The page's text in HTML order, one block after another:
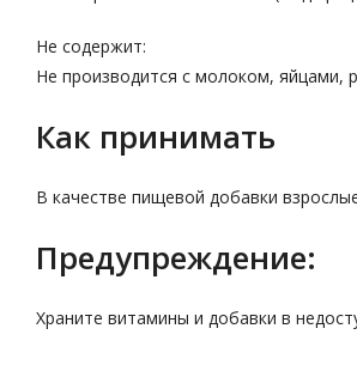
Не содержит:
Не производится с молоком, яйцами,
Как принимать
В качестве пищевой добавки
Предупреждение:
Храните витамины и добавки в